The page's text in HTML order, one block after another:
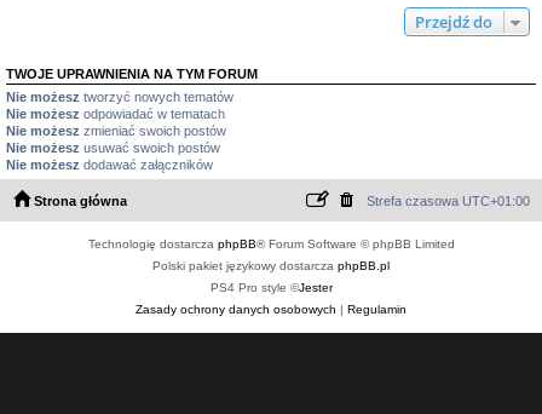
Przejdź do
TWOJE UPRAWNIENIA NA TYM FORUM
Nie możesz tworzyć nowych tematów
Nie możesz odpowiadać w tematach
Nie możesz zmieniać swoich postów
Nie możesz usuwać swoich postów
Nie możesz dodawać załączników
Strona główna Strefa czasowa UTC+01:00
Technologię dostarcza phpBB® Forum Software © phpBB Limited
Polski pakiet językowy dostarcza phpBB.pl
PS4 Pro style ©Jester
Zasady ochrony danych osobowych | Regulamin